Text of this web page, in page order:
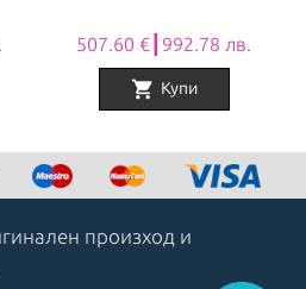
507.60 €┃992.78 лв.
shopping_cart Купи
произход и